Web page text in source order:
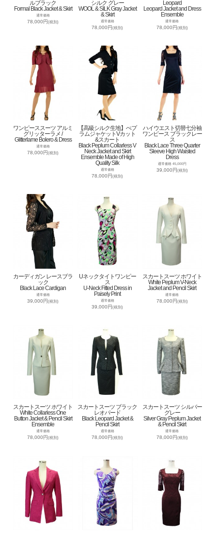
ルブラック
Formal Black Jacket & Skirt
通常価格
78,000円(税別)
シルク グレー
WOOL & SILK Gray Jacket
& Skirt
通常価格
78,000円(税別)
Leopard
Leopard Jacket and Dress
Ensemble
通常価格
78,000円(税別)
ワンピーススーツ アルミ
グリッターラメ /
Glitterlame Bolero & Dress
通常価格
78,000円(税別)
【高級シルク生地】ぺプ
ラムジャケットVカット
&スカート
Black Peplum Collarless V
Neck Jacket and Skirt
Ensemble Made of High
Quality Silk
通常価格
78,000円(税別)
ハイウエスト切替七分袖
ワンピース ブラックレー
ス
Black Lace Three Quarter
Sleeve High Waisted
Dress
通常価格 45,000円
39,000円(税別)
カーディガン レースブラ
ック
Black Lace Cardigan
通常価格
39,000円(税別)
Uネックタイトワンピー
ス
U-Neck Fitted Dress in
Paisely Print
通常価格
39,000円(税別)
スカートスーツ ホワイト
White Peplum V-Neck
Jacket and Pencil Skirt
通常価格
78,000円(税別)
スカートスーツ ホワイト
White Collarless One
Button Jacket & Pencil Skirt
Ensemble
通常価格
78,000円(税別)
スカートスーツ ブラック
レオパード
Black Leopard Jacket &
Pencil Skirt
通常価格
78,000円(税別)
スカートスーツ シルバー
グレー
Silver Gray Peplum Jacket
& Pencil Skirt
通常価格
78,000円(税別)